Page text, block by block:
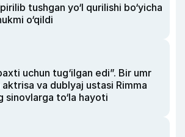
tushgan yo‘l qurilishi bo‘yicha
o‘qildi
uchun tug‘ilgan edi”. Bir umr
va dublyaj ustasi Rimma
sinovlarga to‘la hayoti